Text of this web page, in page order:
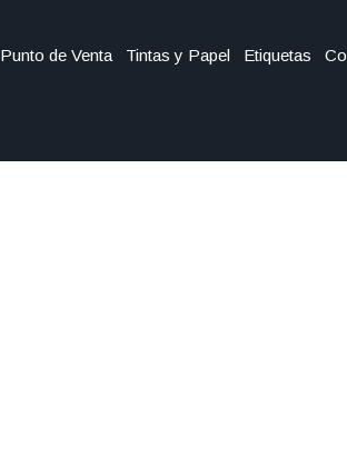
Punto de Venta Tintas y Papel Etiquetas